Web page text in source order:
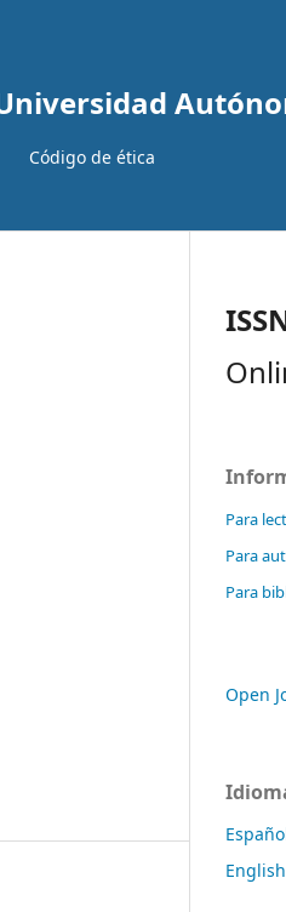
Código de ética
Para
Para
Para
Open
English